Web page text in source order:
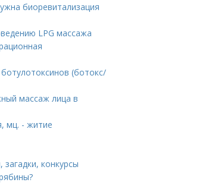
биоревитализация
LPG массажа
(ботокс/
массаж лица в
мц. - житие
конкурсы